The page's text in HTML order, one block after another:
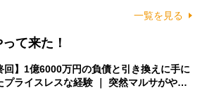
一覧を見る
て来た！
回】1億6000万円の負債と引き換えに手に
プライスレスな経験 ｜ 突然マルサがや…